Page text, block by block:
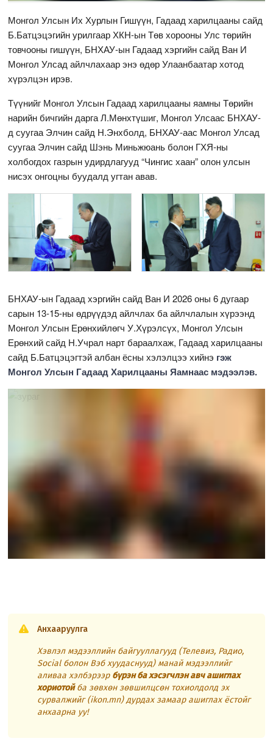
Монгол Улсын Их Хурлын Гишүүн, Гадаад харилцааны сайд
Б.Батцэцэгийн урилгаар ХКН-ын Төв хорооны Улс төрийн
товчооны гишүүн, БНХАУ-ын Гадаад хэргийн сайд Ван И
Монгол Улсад айлчлахаар энэ өдөр Улаанбаатар хотод
хүрэлцэн ирэв.
Түүнийг Монгол Улсын Гадаад харилцааны яамны Төрийн
нарийн бичгийн дарга Л.Мөнхтүшиг, Монгол Улсаас БНХАУ-
д суугаа Элчин сайд Н.Энхболд, БНХАУ-аас Монгол Улсад
суугаа Элчин сайд Шэнь Миньжюань болон ГХЯ-ны
холбогдох газрын удирдлагууд “Чингис хаан” олон улсын
нисэх онгоцны буудалд угтан авав.
БНХАУ-ын Гадаад хэргийн сайд Ван И 2026 оны 6 дугаар
сарын 13-15-ны өдрүүдэд айлчлах ба айлчлалын хүрээнд
Монгол Улсын Ерөнхийлөгч У.Хүрэлсүх, Монгол Улсын
Ерөнхий сайд Н.Учрал нарт бараалхаж, Гадаад харилцааны
сайд Б.Батцэцэгтэй албан ёсны хэлэлцээ хийнэ гэж
Монгол Улсын Гадаад Харилцааны Яамнаас мэдээлэв.
Анхааруулга
Хэвлэл мэдээллийн байгууллагууд (Телевиз, Радио,
Social болон Вэб хуудаснууд) манай мэдээллийг
аливаа хэлбэрээр бүрэн ба хэсэгчлэн авч ашиглах
хориотойба зөвхөн зөвшилцсөн тохиолдолд эх
сурвалжийг (ikon.mn) дурдах замаар ашиглах ёстойг
анхаарна уу!